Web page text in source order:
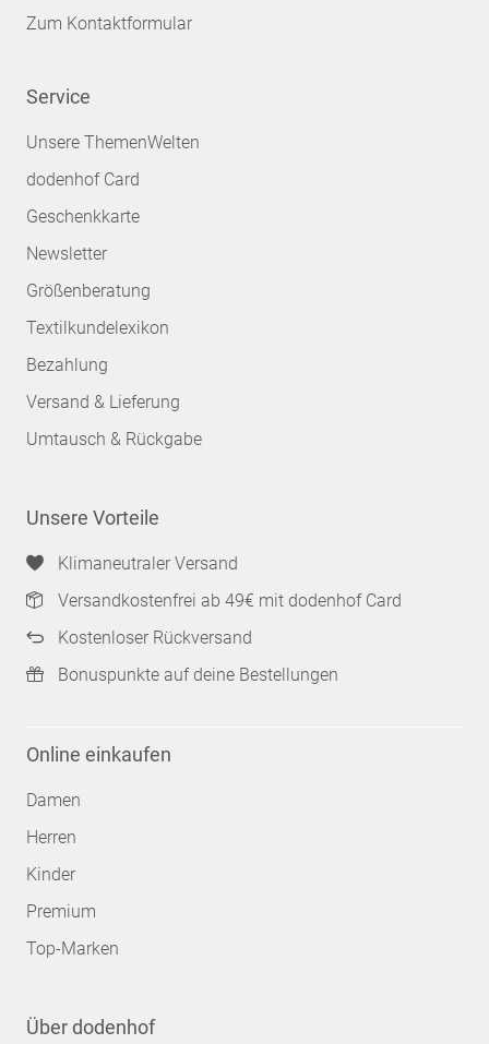
Zum Kontaktformular
Service
Unsere ThemenWelten
dodenhof Card
Geschenkkarte
Newsletter
Größenberatung
Textilkundelexikon
Bezahlung
Versand & Lieferung
Umtausch & Rückgabe
Unsere Vorteile
Klimaneutraler Versand
Versandkostenfrei ab 49€ mit dodenhof Card
Kostenloser Rückversand
Bonuspunkte auf deine Bestellungen
Online einkaufen
Damen
Herren
Kinder
Premium
Top-Marken
Über dodenhof